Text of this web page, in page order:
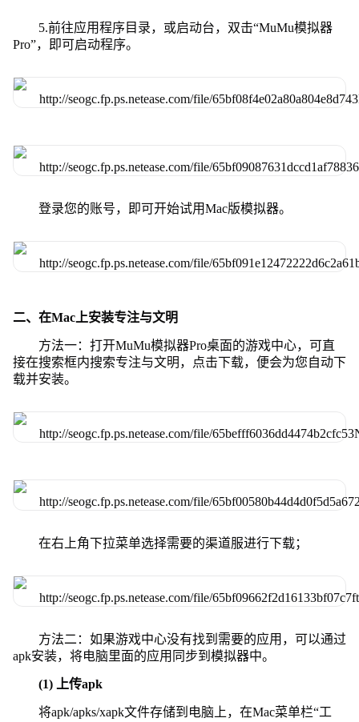
5.前往应用程序目录，或启动台，双击“MuMu模拟器
Pro”，即可启动程序。
登录您的账号，即可开始试用Mac版模拟器。
二、在Mac上安装专注与文明
方法一：打开MuMu模拟器Pro桌面的游戏中心，可直
接在搜索框内搜索专注与文明，点击下载，便会为您自动下
载并安装。
在右上角下拉菜单选择需要的渠道服进行下载；
方法二：如果游戏中心没有找到需要的应用，可以通过
apk安装，将电脑里面的应用同步到模拟器中。
(1) 上传apk
将apk/apks/xapk文件存储到电脑上，在Mac菜单栏“工